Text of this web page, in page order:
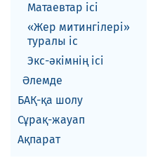
Матаевтар ici
«Жер митингілері»
туралы іс
Экс-әкiмнiң iсi
Әлемде
БАҚ-қа шолу
Сұрақ-жауап
Ақпарат